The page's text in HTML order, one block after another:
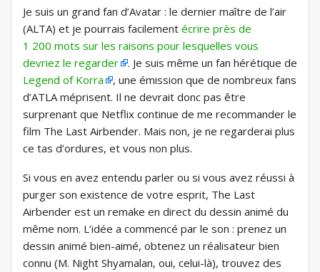
Je suis un grand fan d’Avatar : le dernier maître de l’air
(ALTA) et je pourrais facilement écrire près de
1 200 mots sur les raisons pour lesquelles vous
devriez le regarder
. Je suis même un fan hérétique de
Legend of Korra
, une émission que de nombreux fans
d’ATLA méprisent. Il ne devrait donc pas être
surprenant que Netflix continue de me recommander le
film The Last Airbender. Mais non, je ne regarderai plus
ce tas d’ordures, et vous non plus.
Si vous en avez entendu parler ou si vous avez réussi à
purger son existence de votre esprit, The Last
Airbender est un remake en direct du dessin animé du
même nom. L’idée a commencé par le son : prenez un
dessin animé bien-aimé, obtenez un réalisateur bien
connu (M. Night Shyamalan, oui, celui-là), trouvez des